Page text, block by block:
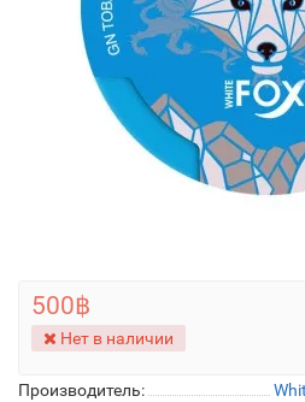
Производитель:
500฿
Нет в наличии